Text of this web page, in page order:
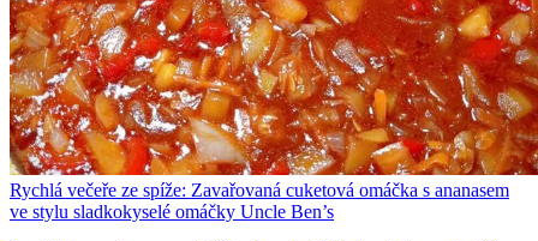
Rychlá večeře ze spíže: Zavařovaná cuketová omáčka s ananasem
ve stylu sladkokyselé omáčky Uncle Ben’s